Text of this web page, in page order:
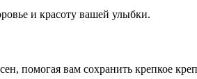
и красоту вашей улыбки.
помогая вам сохранить крепкое